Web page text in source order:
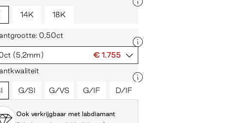
14K 18K
0,50ct
(5,2mm)
€ 1.755
G/SI G/VS G/IF D/IF
Ook verkrijgbaar met labdiamant